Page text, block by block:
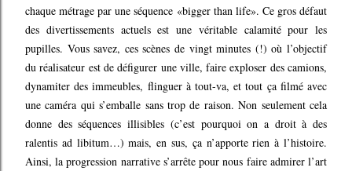
chaque métrage par une séquence «bigger than life». Ce gros défaut
des divertissements actuels est une véritable calamité pour les
pupilles. Vous savez, ces scènes de vingt minutes (!) où l’objectif
du réalisateur est de défigurer une ville, faire exploser des camions,
dynamiter des immeubles, flinguer à tout-va, et tout ça filmé avec
une caméra qui s’emballe sans trop de raison. Non seulement cela
donne des séquences illisibles (c’est pourquoi on a droit à des
ralentis ad libitum…) mais, en sus, ça n’apporte rien à l’histoire.
Ainsi, la progression narrative s’arrête pour nous faire admirer l’art